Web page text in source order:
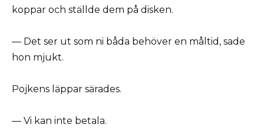
koppar och ställde dem på disken.
— Det ser ut som ni båda behöver en måltid, sade
hon mjukt.
Pojkens läppar särades.
— Vi kan inte betala.